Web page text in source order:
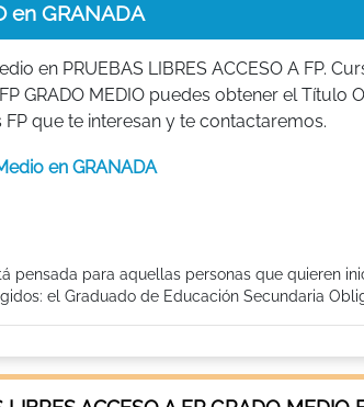
en GRANADA
en PRUEBAS LIBRES ACCESO A FP.
GRADO MEDIO puedes obtener el Título
FP que te interesan y te contactaremos.
en GRANADA
pensada para aquellas personas que quieren
el Graduado de Educación Secundaria